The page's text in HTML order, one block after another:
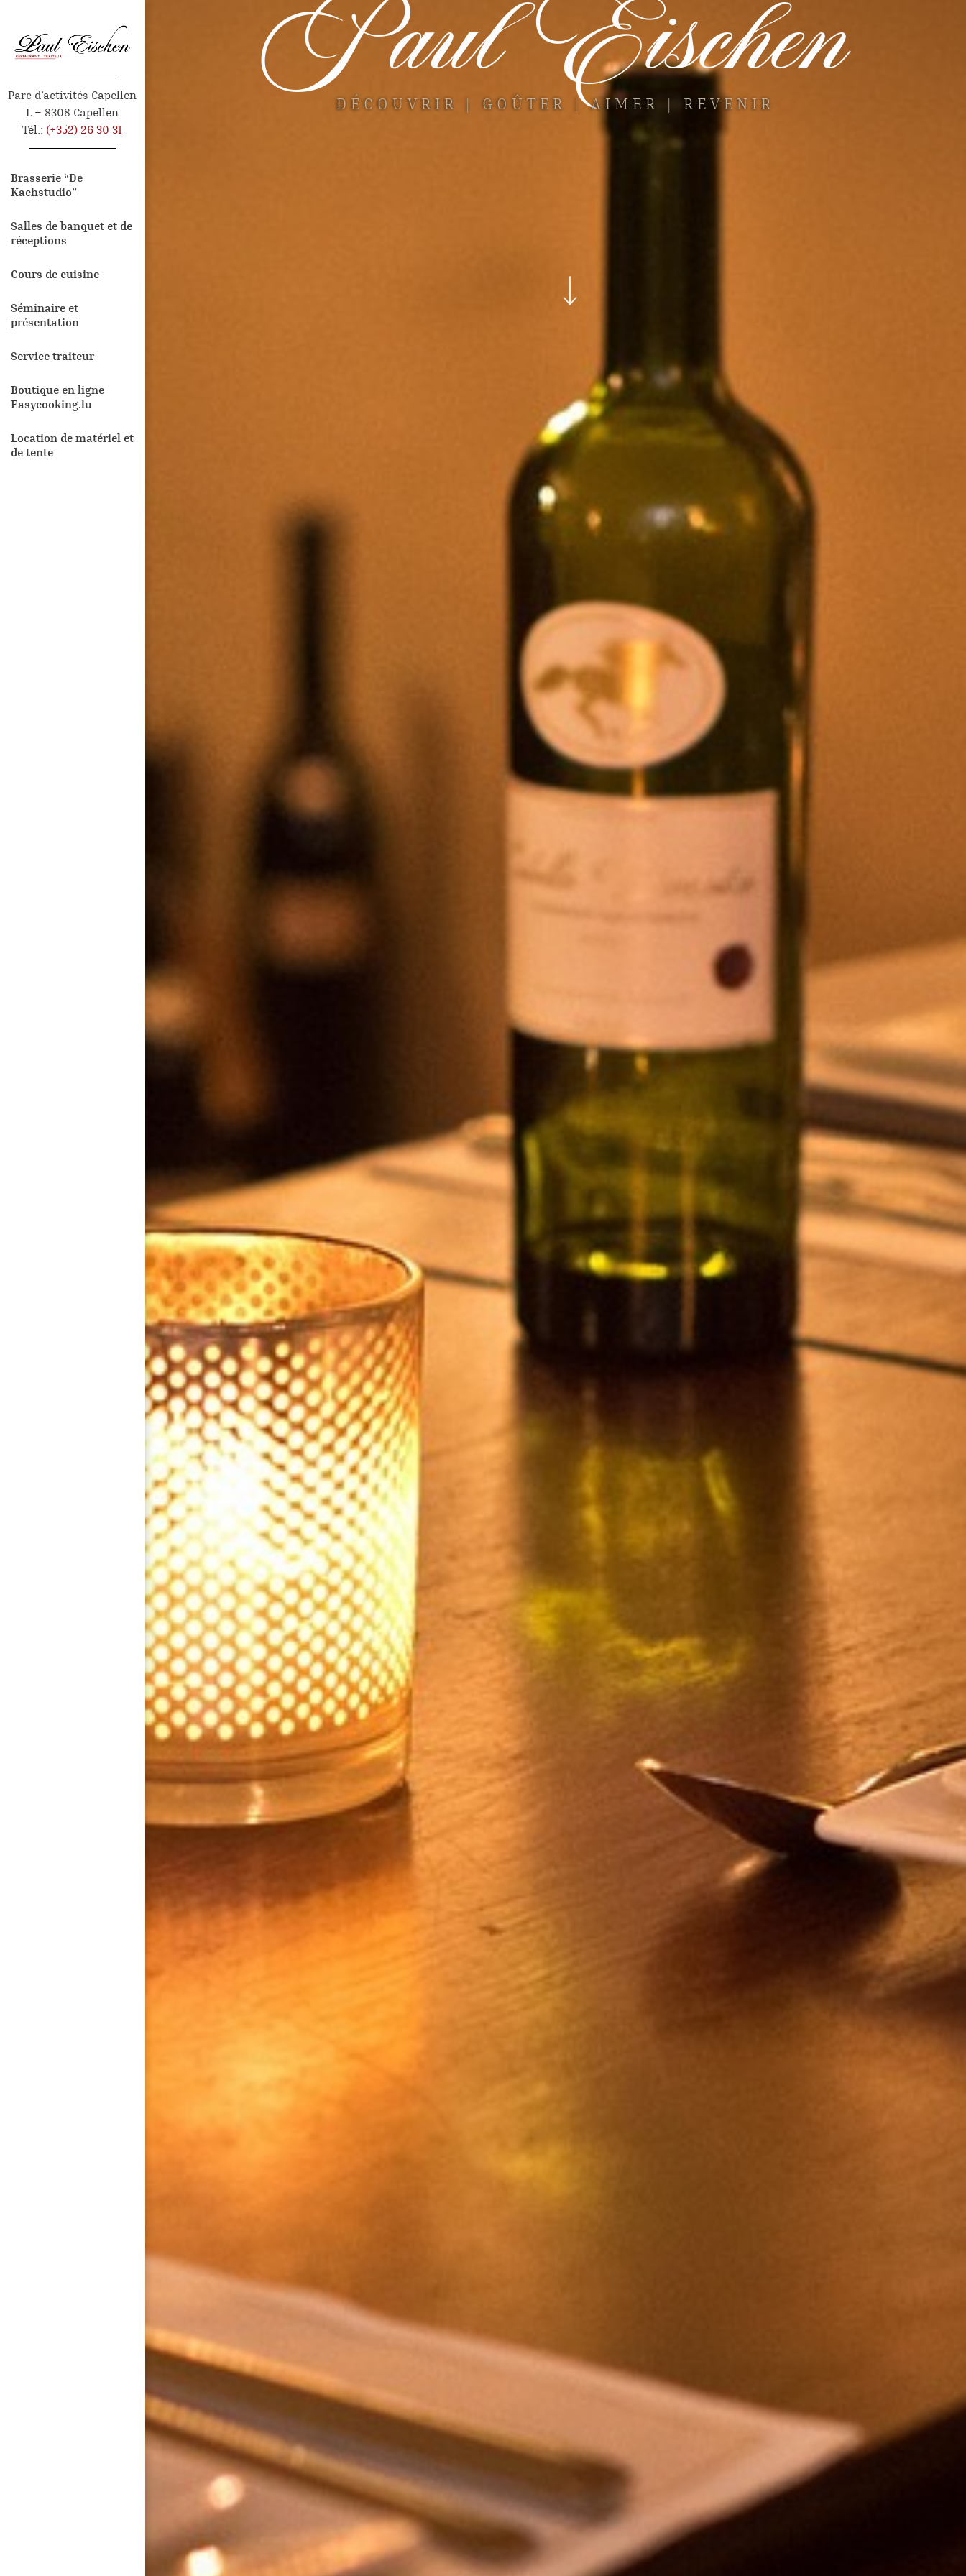
Parc d’activités Capellen
L – 8308 Capellen
Tél.: (+352) 26 30 31
Brasserie “De
Kachstudio”
Salles de banquet et de
réceptions
Cours de cuisine
Séminaire et
présentation
Service traiteur
Boutique en ligne
Easycooking.lu
Location de matériel et
de tente
Paul Eischen
DÉCOUVRIR | GOÛTER | AIMER | REVENIR